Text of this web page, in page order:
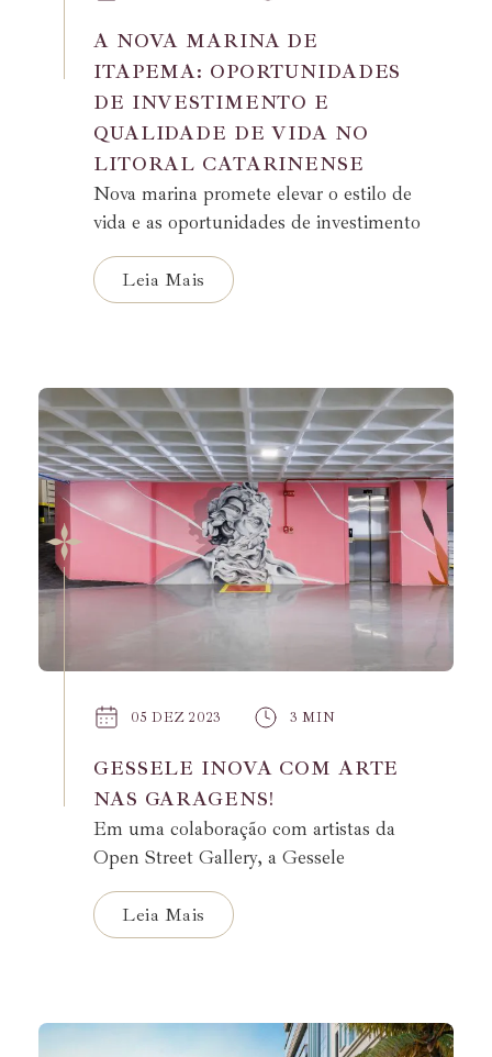
A NOVA MARINA DE
ITAPEMA: OPORTUNIDADES
DE INVESTIMENTO E
QUALIDADE DE VIDA NO
LITORAL CATARINENSE
Nova marina promete elevar o estilo de
vida e as oportunidades de investimento
em Itapema.
Leia Mais
05 DEZ 2023 3 MIN
GESSELE INOVA COM ARTE
NAS GARAGENS!
Em uma colaboração com artistas da
Open Street Gallery, a Gessele
transformou a garagem do
empreendimento Francisco I em uma
verdadeira galeria de arte.
Leia Mais